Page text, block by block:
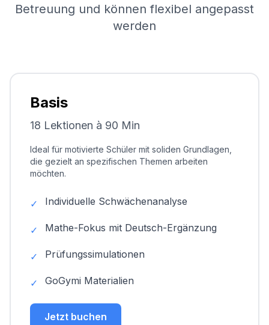
Betreuung und können flexibel angepasst
werden
Basis
18 Lektionen à 90 Min
Ideal für motivierte Schüler mit soliden Grundlagen,
die gezielt an spezifischen Themen arbeiten
möchten.
✓ Individuelle Schwächenanalyse
✓ Mathe-Fokus mit Deutsch-Ergänzung
✓ Prüfungssimulationen
✓ GoGymi Materialien
Jetzt buchen